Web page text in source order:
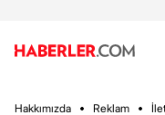
Hakkımızda Reklam